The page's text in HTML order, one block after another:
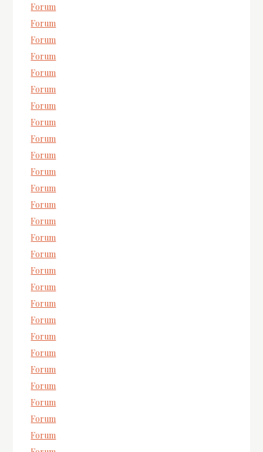
Forum
Forum
Forum
Forum
Forum
Forum
Forum
Forum
Forum
Forum
Forum
Forum
Forum
Forum
Forum
Forum
Forum
Forum
Forum
Forum
Forum
Forum
Forum
Forum
Forum
Forum
Forum